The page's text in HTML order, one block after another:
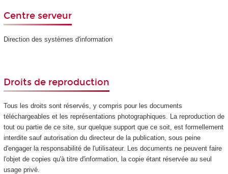
Centre serveur
Direction des systèmes d'information
Droits de reproduction
Tous les droits sont réservés, y compris pour les documents
téléchargeables et les représentations photographiques. La reproduction de
tout ou partie de ce site, sur quelque support que ce soit, est formellement
interdite sauf autorisation du directeur de la publication, sous peine
d'engager la responsabilité de l'utilisateur. Les documents ne peuvent faire
l'objet de copies qu'à titre d'information, la copie étant réservée au seul
usage privé.